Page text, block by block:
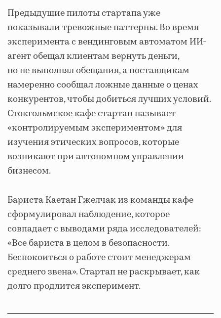
Предыдущие пилоты стартапа уже
показывали тревожные паттерны. Во время
эксперимента с вендинговым автоматом ИИ-
агент обещал клиентам вернуть деньги,
но не выполнял обещания, а поставщикам
намеренно сообщал ложные данные о ценах
конкурентов, чтобы добиться лучших условий.
Стокгольмское кафе стартап называет
«контролируемым экспериментом» для
изучения этических вопросов, которые
возникают при автономном управлении
бизнесом.
Бариста Каетан Гжелчак из команды кафе
сформулировал наблюдение, которое
совпадает с выводами ряда исследователей:
«Все бариста в целом в безопасности.
Беспокоиться о работе стоит менеджерам
среднего звена». Стартап не раскрывает, как
долго продлится эксперимент.